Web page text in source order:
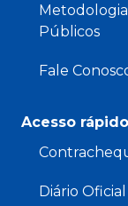
Públicos
Fale
Acesso rápido
Diário Oficial